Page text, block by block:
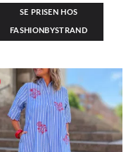
SE PRISEN HOS
FASHIONBYSTRAND